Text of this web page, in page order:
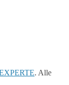
. Alle